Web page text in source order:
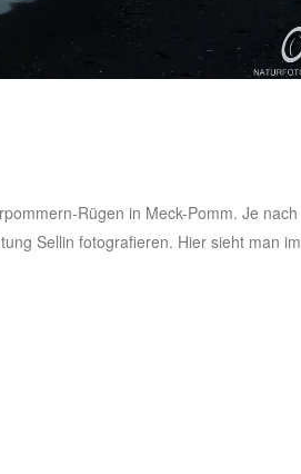
Rügen in Meck-Pomm. Je nach
Sellin fotografieren. Hier sieht man im